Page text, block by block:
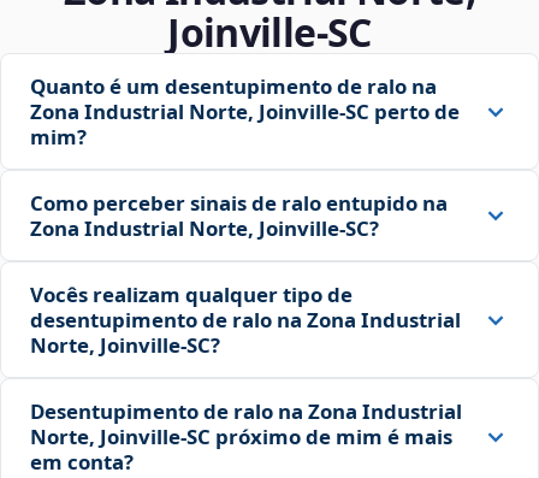
Joinville‑SC
Quanto é um desentupimento de ralo na
Zona Industrial Norte, Joinville‑SC perto de
mim?
Como perceber sinais de ralo entupido na
Zona Industrial Norte, Joinville‑SC?
Vocês realizam qualquer tipo de
desentupimento de ralo na Zona Industrial
Norte, Joinville‑SC?
Desentupimento de ralo na Zona Industrial
Norte, Joinville‑SC próximo de mim é mais
em conta?